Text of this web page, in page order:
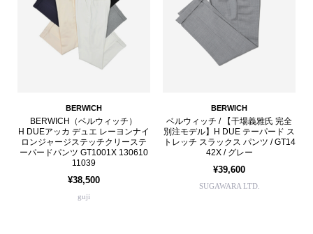
BERWICH
BERWICH（ベルウィッチ）
H DUEアッカ デュエ レーヨンナイ
ロンジャージステッチクリーステ
ーパードパンツ GT1001X 130610
11039
¥38,500
guji
BERWICH
ベルウィッチ / 【干場義雅氏 完全
別注モデル】H DUE テーパード ス
トレッチ スラックス パンツ / GT14
42X / グレー
¥39,600
SUGAWARA LTD.